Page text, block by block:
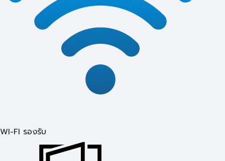
WI-FI รองรับ